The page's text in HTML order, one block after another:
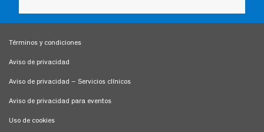
Términos y condiciones
Aviso de privacidad
Aviso de privacidad – Servicios clínicos
Aviso de privacidad para eventos
Uso de cookies